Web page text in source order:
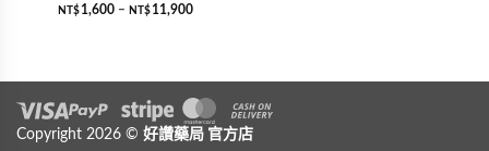
NT$ 1,600– NT$ 11,900
Visa PayPalStripe MasterCardCash On Delivery
Copyright 2026 © 好讚藥局 官方店